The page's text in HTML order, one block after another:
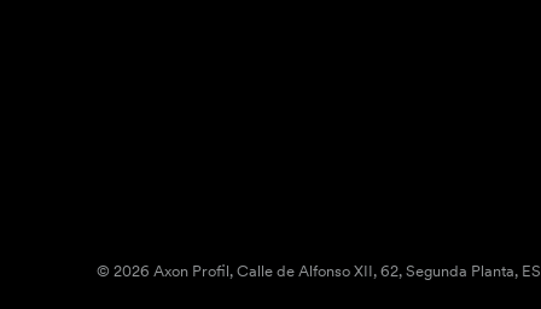
© 2026 Axon Profil, Calle de Alfonso XII, 62, Segunda Planta,